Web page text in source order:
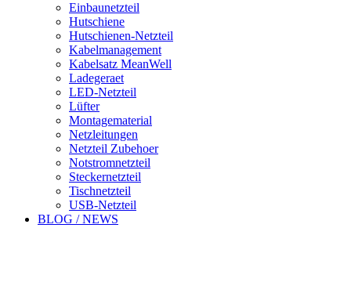
Einbaunetzteil
Hutschiene
Hutschienen-Netzteil
Kabelmanagement
Kabelsatz MeanWell
Ladegeraet
LED-Netzteil
Lüfter
Montagematerial
Netzleitungen
Netzteil Zubehoer
Notstromnetzteil
Steckernetzteil
Tischnetzteil
USB-Netzteil
BLOG / NEWS